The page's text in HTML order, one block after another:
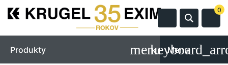
0
Produkty Menu